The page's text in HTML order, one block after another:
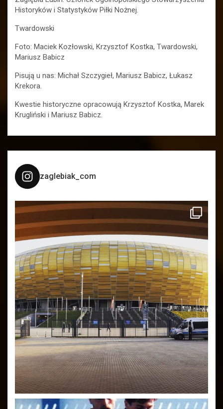
Historyków i Statystyków Piłki Nożnej.
Twardowski
Foto: Maciek Kozłowski, Krzysztof Kostka, Twardowski,
Mariusz Babicz
Pisują u nas: Michał Szczygieł, Mariusz Babicz, Łukasz
Krekora.
Kwestie historyczne opracowują Krzysztof Kostka, Marek
Krugliński i Mariusz Babicz.
zaglebiak_com